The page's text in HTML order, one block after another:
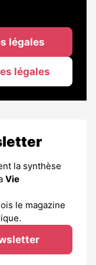
légales
légales
la synthèse
Vie
le magazine